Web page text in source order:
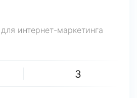
интернет-маркетинга
3